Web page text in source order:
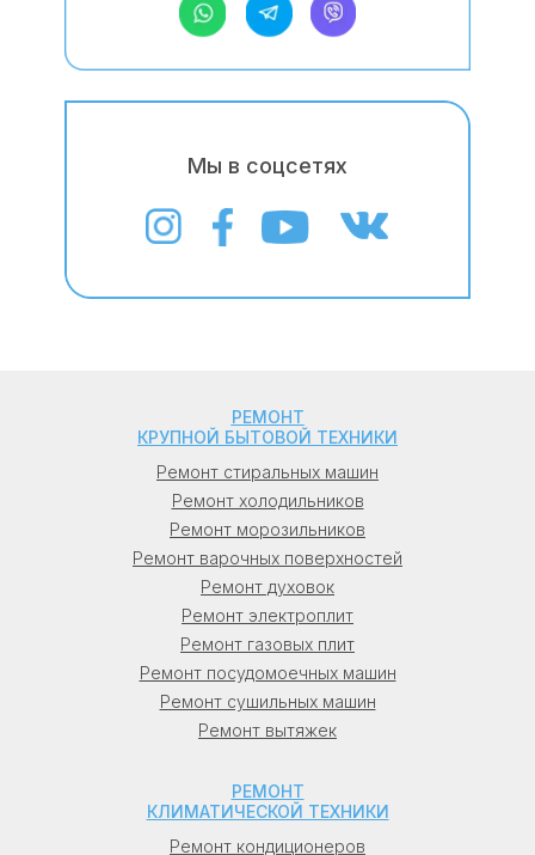
(Павлодар), в Петропавловске
Иргели, в Коксае, в Абае, в Райымбеке, в
Талапкере, в Коянды, в Жибек-Жолы, в
(Казань), в Нижнем Новгороде (Нижний
Красноярске (Красноярск), в Самаре
(Самара), в Уфе (Уфа), в Ростове-на-Дону
(Ростов-на-Дону), в Омске (Омск), в
Краснодаре (Краснодар), в Воронеже
(Воронеж), в Перми (Пермь), в Волгограде
(Волгоград), в Саратове (Саратов), в
Тюмени (Тюмень), в Тольятти, в Барнауле
(Барнаул), в Ижевске (Ижевск), в
Махачкале (Махачкала), в Хабаровске
(Хабаровск), в Ульяновске (Ульяновск), в
(Владивосток).
Мы в соцсетях
РЕМОНТ
КРУПНОЙ БЫТОВОЙ ТЕХНИКИ
Ремонт стиральных машин
Ремонт холодильников
Ремонт морозильников
Ремонт варочных поверхностей
Ремонт духовок
Ремонт электроплит
Ремонт газовых плит
Ремонт посудомоечных машин
Ремонт сушильных машин
Ремонт вытяжек
РЕМОНТ
КЛИМАТИЧЕСКОЙ ТЕХНИКИ
Ремонт кондиционеров